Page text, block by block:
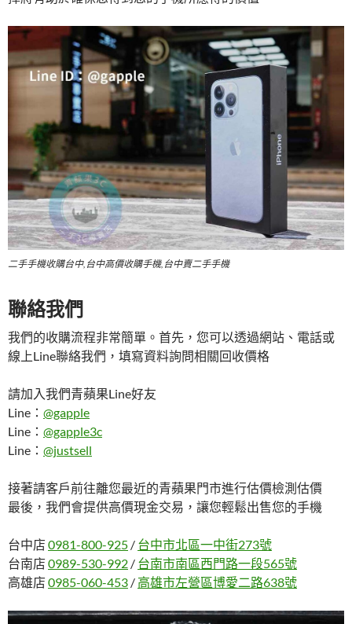
二手手機收購台中,台中高價收購手機,台中賣二手手機
聯絡我們
我們的收購流程非常簡單。首先，您可以透過網站、電話或
線上Line聯絡我們，填寫資料詢問相關回收價格
請加入我們青蘋果Line好友
Line： @gapple
Line： @gapple3c
Line： @justsell
接著請客戶前往離您最近的青蘋果門市進行估價檢測估價
最後，我們會提供高價現金交易，讓您輕鬆出售您的手機
台中店 0981-800-925 / 台中市北區一中街273號
台南店 0989-530-992 / 台南市南區西門路一段565號
高雄店 0985-060-453 / 高雄市左營區博愛二路638號